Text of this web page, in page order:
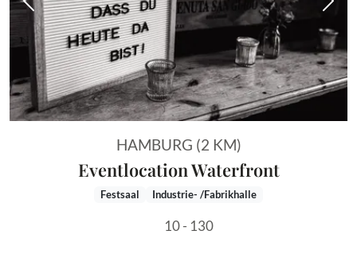
Vorheriges Bild
HAMBURG (2 KM)
Eventlocation Waterfront
Festsaal Industrie- /Fabrikhalle
10 - 130